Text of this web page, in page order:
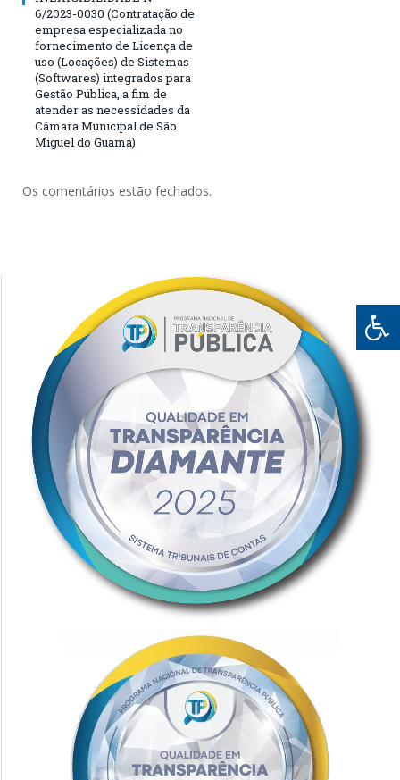
6/2023-0030 (Contratação de
empresa especializada no
fornecimento de Licença de
uso (Locações) de Sistemas
(Softwares) integrados para
Gestão Pública, a fim de
atender as necessidades da
Câmara Municipal de São
Miguel do Guamá)
Os comentários estão fechados.